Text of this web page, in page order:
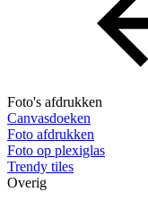
Foto's afdrukken
Canvasdoeken
Foto afdrukken
Foto op plexiglas
Trendy tiles
Overig